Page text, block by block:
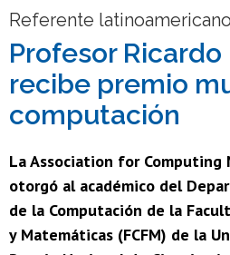
Referente latinoamericano
Profesor
recibe premio
computación
La Association for Computing
otorgó al académico del
de la Computación de la
y Matemáticas (FCFM) de la